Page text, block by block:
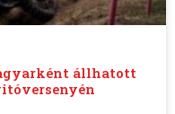
állhatott